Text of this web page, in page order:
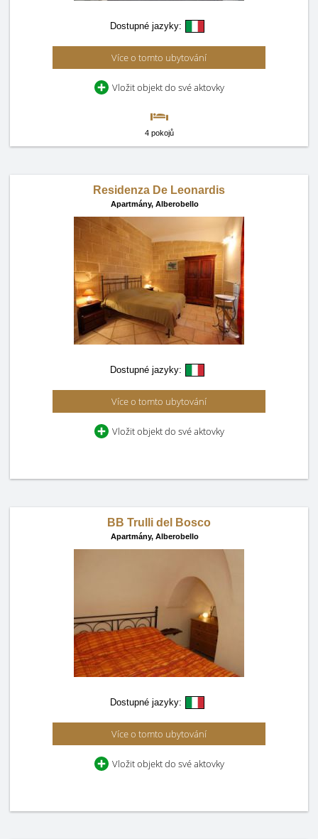
Dostupné jazyky:
Více o tomto ubytování
Vložit objekt do své aktovky
4 pokojů
Residenza De Leonardis
Apartmány, Alberobello
Dostupné jazyky:
Více o tomto ubytování
Vložit objekt do své aktovky
BB Trulli del Bosco
Apartmány, Alberobello
Dostupné jazyky:
Více o tomto ubytování
Vložit objekt do své aktovky